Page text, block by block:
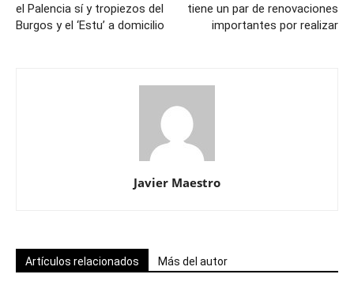
el Palencia sí y tropiezos del
Burgos y el ‘Estu’ a domicilio
tiene un par de renovaciones
importantes por realizar
Javier Maestro
Artículos relacionados Más del autor